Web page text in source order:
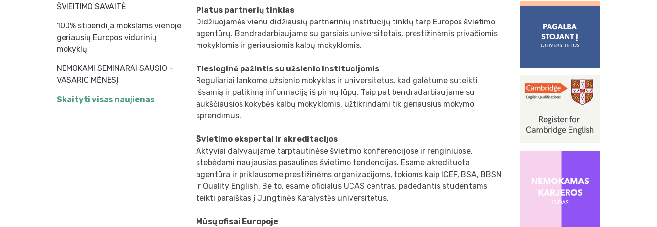
ŠVIEITIMO SAVAITĖ
100% stipendija mokslams vienoje
geriausių Europos vidurinių
mokyklų
NEMOKAMI SEMINARAI SAUSIO -
VASARIO MĖNESĮ
Skaityti visas naujienas
Platus partnerių tinklas
Didžiuojamės vienu didžiausių partnerinių institucijų tinklų tarp Europos švietimo
agentūrų. Bendradarbiaujame su garsiais universitetais, prestižinėmis privačiomis
mokyklomis ir geriausiomis kalbų mokyklomis.
Tiesioginė pažintis su užsienio institucijomis
Reguliariai lankome užsienio mokyklas ir universitetus, kad galėtume suteikti
išsamią ir patikimą informaciją iš pirmų lūpų. Taip pat bendradarbiaujame su
aukščiausios kokybės kalbų mokyklomis, užtikrindami tik geriausius mokymo
sprendimus.
Švietimo ekspertai ir akreditacijos
Aktyviai dalyvaujame tarptautinėse švietimo konferencijose ir renginiuose,
stebėdami naujausias pasaulines švietimo tendencijas. Esame akredituota
agentūra ir priklausome prestižinėms organizacijoms, tokioms kaip ICEF, BSA, BBSN
ir Quality English. Be to, esame oficialus UCAS centras, padedantis studentams
teikti paraiškas į Jungtinės Karalystės universitetus.
Mūsų ofisai Europoje